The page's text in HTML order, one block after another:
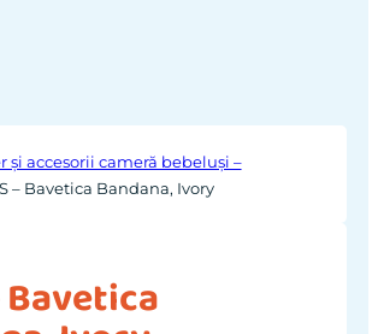
și accesorii cameră bebeluși –
– Bavetica Bandana, Ivory
Bavetica